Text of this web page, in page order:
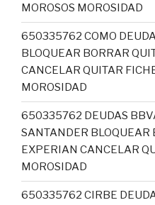
MOROSOS MOROSIDAD
650335762 COMO
BLOQUEAR BORRAR
CANCELAR QUITAR
MOROSIDAD
650335762 DEUDAS
SANTANDER BLOQUEAR
EXPERIAN CANCELAR
MOROSIDAD
650335762 CIRBE